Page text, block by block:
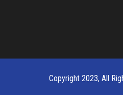
Copyright 2023, All